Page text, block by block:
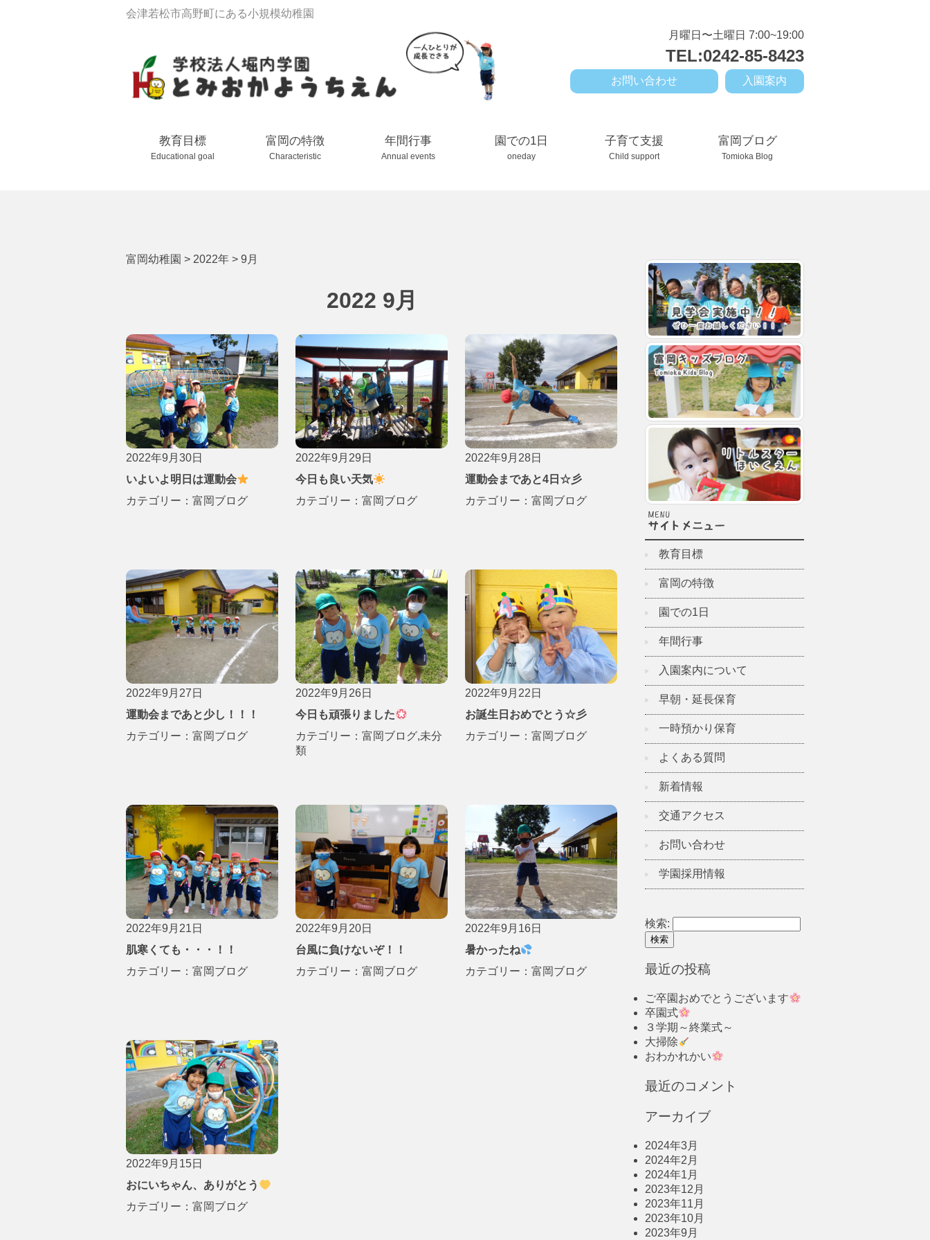
会津若松市高野町にある小規模幼稚園
月曜日〜土曜日 7:00~19:00
TEL:0242-85-8423
入園案内
お問い合わせ
教育目標
Educational goal
富岡の特徴
Characteristic
年間行事
Annual events
園での1日
oneday
子育て支援
Child support
富岡ブログ
Tomioka Blog
富岡幼稚園 > 2022年 > 9月
2022 9月
2022年9月30日
いよいよ明日は運動会
カテゴリー： 富岡ブログ
2022年9月29日
今日も良い天気
カテゴリー： 富岡ブログ
2022年9月28日
運動会まであと4日☆彡
カテゴリー： 富岡ブログ
2022年9月27日
運動会まであと少し！！！
カテゴリー： 富岡ブログ
2022年9月26日
今日も頑張りました
カテゴリー： 富岡ブログ,未分
類
2022年9月22日
お誕生日おめでとう☆彡
カテゴリー： 富岡ブログ
2022年9月21日
肌寒くても・・・！！
カテゴリー： 富岡ブログ
2022年9月20日
台風に負けないぞ！！
カテゴリー： 富岡ブログ
2022年9月16日
暑かったね
カテゴリー： 富岡ブログ
2022年9月15日
おにいちゃん、ありがとう
カテゴリー： 富岡ブログ
教育目標
富岡の特徴
園での1日
年間行事
入園案内について
早朝・延長保育
一時預かり保育
よくある質問
新着情報
交通アクセス
お問い合わせ
学園採用情報
検索:
最近の投稿
ご卒園おめでとうございます
卒園式
３学期～終業式～
大掃除
おわかれかい
最近のコメント
アーカイブ
2024年3月
2024年2月
2024年1月
2023年12月
2023年11月
2023年10月
2023年9月